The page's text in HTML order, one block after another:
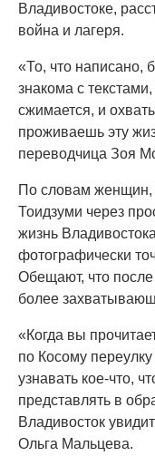
Владивостоке,
война и лагеря.
«То, что написано,
знакома с текстами,
сжимается, и
проживаешь эту
переводчица Зоя
По словам женщин,
Тоидзуми через
жизнь
фотографически
Обещают, что после
более
«Когда вы
по Косому
узнавать кое-что,
представлять в
Владивосток
Ольга Мальцева.